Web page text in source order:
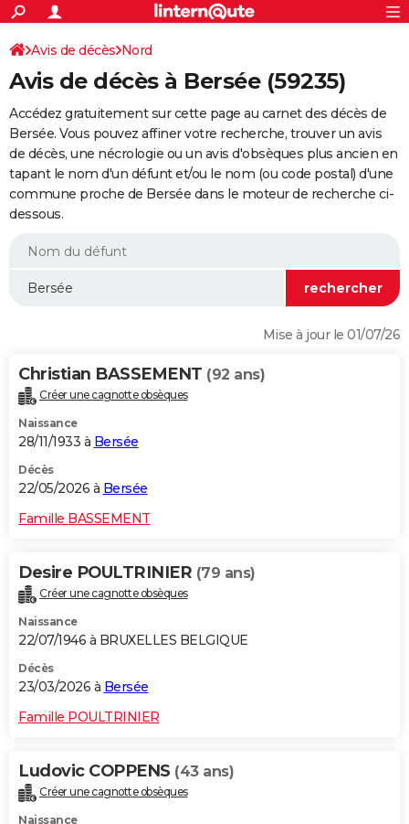
ACTUALITÉS
Politique
Société
Faits Divers
Education
Monde
Villes
+
SPORT
Coupe du monde 2026
Football
Tennis
Cyclisme
Rugby
Forum
Programme TV
TNT
Streaming
Cinéma
Sorties cinéma
Musique
+
FINANCE
Retraite
Epargne
Immobilier
Risques naturels par ville
Assurance
AUTO
Essais
Réserver un essai
Citadines
Berlines
SUV
Forum auto
+
HIGH-TECH
BRICOLAGE
WEEK-END
Alimentation
Guide de la santé
Maladies
Médicaments
Sommeil
VOYAGE
Destinations
City break
Voyage nature
Voyage de noces
Forum
Climat
+PHOTO
GUIDES D'ACHAT
Carte de Noël
Carte Bonne année
Carte Saint-Valentin
Carte Pâques
Carte d'anniversaire
DICTIONNAIRE
Dictionnaire
Biographies
Citations
Expressions
Proverbes
PROGRAMME TV
S'inscrire
Se connecter
Lycées
Collèges
Primaires
Universités
Entreprises
Service militaire
Avis de recherche
AVIS DE DÉCÈS
FORUM
Bricolage
Lifestyle
Culture
Television
Voyage
Avis de décès Nord
Avis de décès à Bersée (59235)
Accédez gratuitement sur cette page au carnet des décès de
Bersée. Vous pouvez affiner votre recherche, trouver un avis
de décès, une nécrologie ou un avis d'obsèques plus ancien en
tapant le nom d'un défunt et/ou le nom (ou code postal) d'une
commune proche de Bersée dans le moteur de recherche ci-
dessous.
Mise à jour le 01/07/26
Christian BASSEMENT (92 ans)
Créer une cagnotte obsèques
Naissance
28/11/1933 à Bersée
Décès
22/05/2026 à Bersée
Famille BASSEMENT
Desire POULTRINIER (79 ans)
Créer une cagnotte obsèques
Naissance
22/07/1946 à BRUXELLES BELGIQUE
Décès
23/03/2026 à Bersée
Famille POULTRINIER
Ludovic COPPENS (43 ans)
Créer une cagnotte obsèques
Naissance